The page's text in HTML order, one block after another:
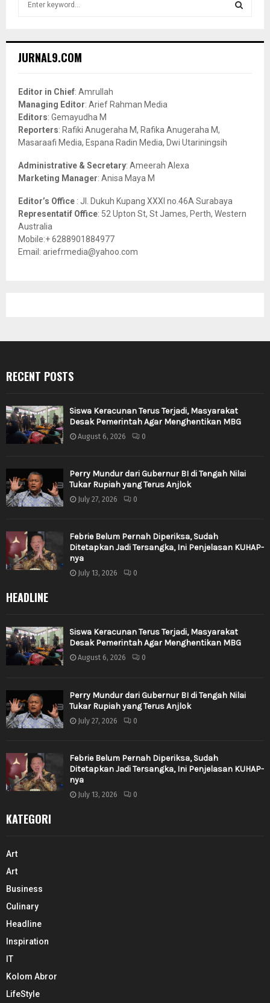
h
o
r
:
JURNAL9.COM
Editor in Chief: Amrullah
Managing Editor: Arief Rahman Media
Editors: Gemayudha M
Reporters: Rafiki Anugeraha M, Rafika Anugeraha M,
Masaraafi Media, Espana Radin Media, Dwi Utariningsih
Administrative & Secretary: Ameerah Alexa
Marketing Manager: Anisa Maya M
Editor’s Office : Jl. Dukuh Kupang XXXI no.46A Surabaya
Representatif Office: 52 Upton St, St James, Perth, Western
Australia
Mobile:+ 6288901884977
Email: ariefrmedia@yahoo.com
RECENT POSTS
Siswa Keracunan Terus Terjadi, Masyarakat
Desak Pemerintah Agar Menghentikan MBG
August 6, 2026 0
Perry Mundur dari Gubernur BI di Tengah Nilai
Tukar Rupiah yang Terus Anjlok
July 27, 2026 0
Febrie Belum Pernah Diperiksa, Sudah
Ditetapkan Jadi Tersangka, Ini Penjelasan KUHAP-
nya
July 13, 2026 0
HEADLINE
Siswa Keracunan Terus Terjadi, Masyarakat
Desak Pemerintah Agar Menghentikan MBG
August 6, 2026 0
Perry Mundur dari Gubernur BI di Tengah Nilai
Tukar Rupiah yang Terus Anjlok
July 27, 2026 0
Febrie Belum Pernah Diperiksa, Sudah
Ditetapkan Jadi Tersangka, Ini Penjelasan KUHAP-
nya
July 13, 2026 0
KATEGORI
Art
Art
Business
Culinary
Headline
Inspiration
IT
Kolom Abror
LifeStyle